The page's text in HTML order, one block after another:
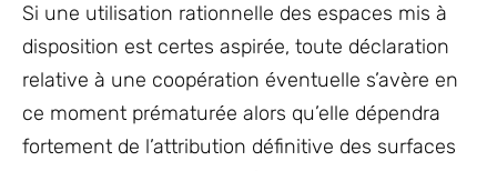
Si une utilisation rationnelle des espaces mis à
disposition est certes aspirée, toute déclaration
relative à une coopération éventuelle s’avère en
ce moment prématurée alors qu’elle dépendra
fortement de l’attribution définitive des surfaces